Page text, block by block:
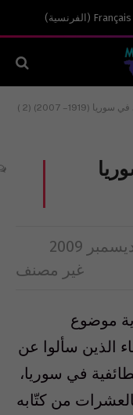
Français
( الفرنسية)
(1919 – 2007) (2 )
غير مصنف
موضوع
الذين سألوا عن
في سوريا،
من كتّابه